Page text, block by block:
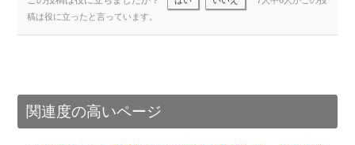
稿は役に立ったと言っています。
関連度の高いページ